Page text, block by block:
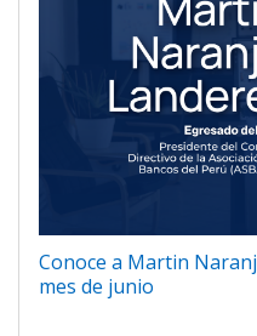
Conoce a Martin
mes de junio